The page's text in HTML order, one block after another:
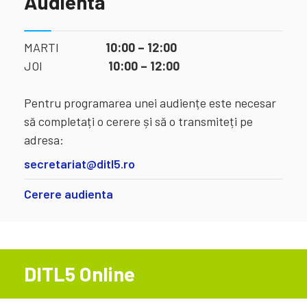
MARTI 10:00 – 12:00
JOI 10:00 – 12:00
Pentru programarea unei audiențe este necesar
să completați o cerere și să o transmiteți pe
adresa:
secretariat@ditl5.ro
Cerere audienta
DITL5 Online